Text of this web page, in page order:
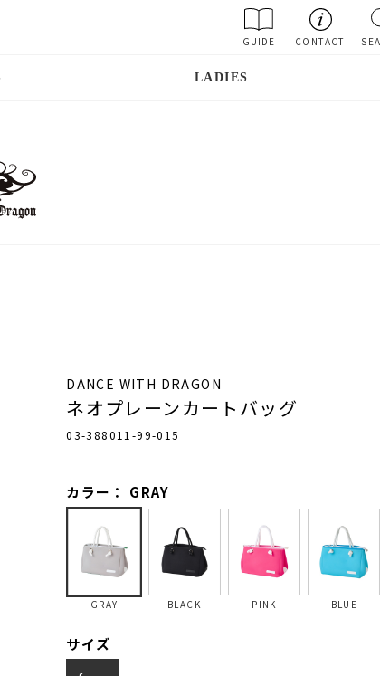
GUIDE CONTACT
LADIES
DANCE WITH DRAGON
ネオプレーンカートバッグ
03-388011-99-015
カラー： GRAY
GRAY BLACK PINK BLUE
サイズ